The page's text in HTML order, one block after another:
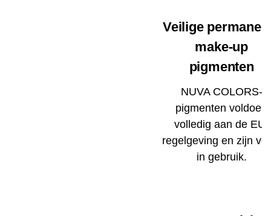
Veilige
make-up
pigmenten
NUVA COLORS-
pigmenten voldoen
volledig aan de EU-
regelgeving en zijn
in gebruik.